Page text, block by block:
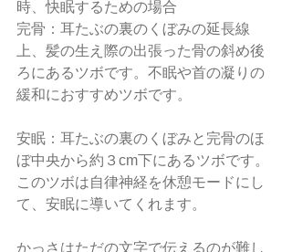
時、快眠するための場合
完骨：耳たぶの裏のくぼみの延長線
上、髪の生え際の出張った骨の斜め後
ろにあるツボです。不眠や首の凝りの
緩和におすすめツボです。
安眠：耳たぶの裏のくぼみと完骨のほ
ぼ中央から約３cm下にあるツボです。
このツボは自律神経を休憩モードにし
て、安眠に導いてくれます。
かっさはただの文字で伝えるのが難し